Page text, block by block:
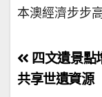
本澳經濟步步
文
章
四文遺景點
共享世遺資源